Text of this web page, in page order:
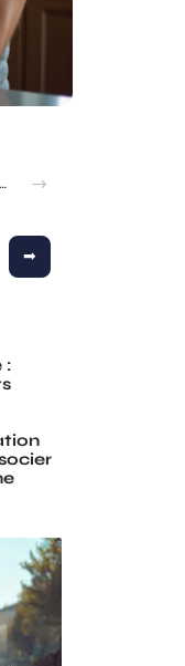
FFF 91 sur les réseaux sociaux : où suivre l’actualité du district ?
: